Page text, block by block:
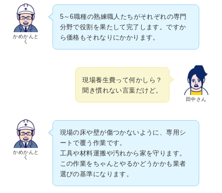
かめかんと
く
5～6職種の熟練職人たちがそれぞれの専門
分野で役割を果たして完了します。ですか
ら価格もそれなりにかかります。
田中さん
現場養生費って何かしら？
聞き慣れない言葉だけど。
かめかんと
く
現場の床や壁が傷つかないように、専用シ
ートで覆う作業です。
工具や材料運搬や汚れから家を守ります。
この作業をちゃんとやるかどうかかも業者
選びの基準になります。